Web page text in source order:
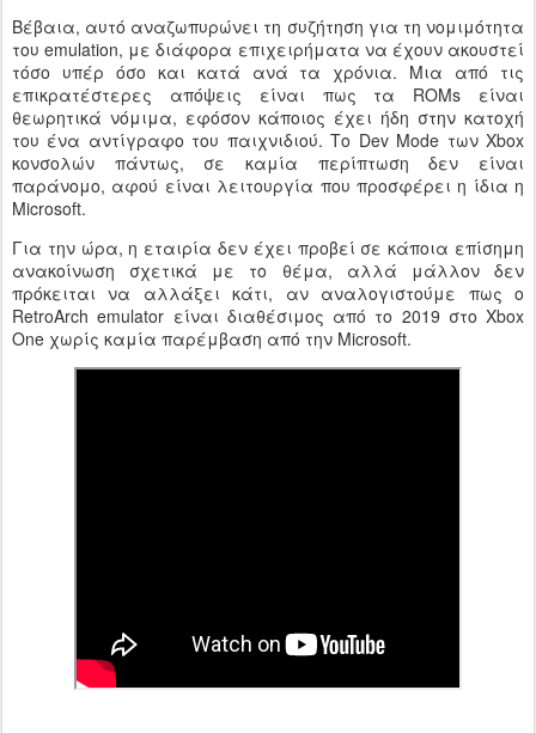
Βέβαια, αυτό αναζωπυρώνει τη συζήτηση για τη νομιμότητα
του emulation, με διάφορα επιχειρήματα να έχουν ακουστεί
τόσο υπέρ όσο και κατά ανά τα χρόνια. Μια από τις
επικρατέστερες απόψεις είναι πως τα ROMs είναι
θεωρητικά νόμιμα, εφόσον κάποιος έχει ήδη στην κατοχή
του ένα αντίγραφο του παιχνιδιού. Το Dev Mode των Xbox
κονσολών πάντως, σε καμία περίπτωση δεν είναι
παράνομο, αφού είναι λειτουργία που προσφέρει η ίδια η
Microsoft.
Για την ώρα, η εταιρία δεν έχει προβεί σε κάποια επίσημη
ανακοίνωση σχετικά με το θέμα, αλλά μάλλον δεν
πρόκειται να αλλάξει κάτι, αν αναλογιστούμε πως ο
RetroArch emulator είναι διαθέσιμος από το 2019 στο Xbox
One χωρίς καμία παρέμβαση από την Microsoft.